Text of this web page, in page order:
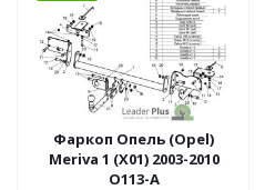
Фаркоп Опель (Opel)
Meriva 1 (X01) 2003-2010
O113-A